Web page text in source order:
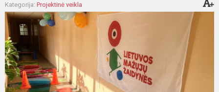
Kategorija: Projektinė veikla